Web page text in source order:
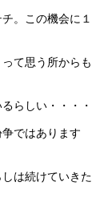
。この機会に１
て思う所からも
らしい・・・・
ではあります
は続けていきた